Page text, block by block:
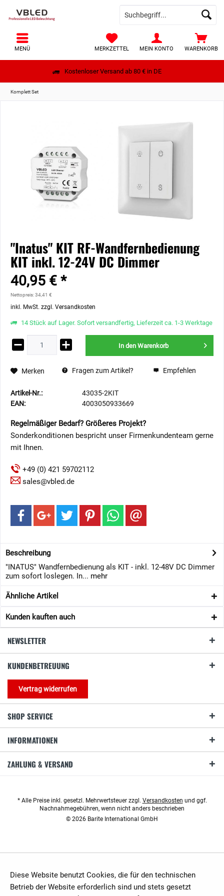
Kostenloser Versand ab 80 € in DE
WARENKORB
MERKZETTEL MEIN KONTO
MENÜ
Komplett Set
"Inatus" KIT RF-Wandfernbedienung
KIT inkl. 12-24V DC Dimmer
40,95 € *
Nettopreis: 34,41 €
inkl. MwSt. zzgl. Versandkosten
14 Stück auf Lager. Sofort versandfertig, Lieferzeit ca. 1-3 Werktage
In den Warenkorb
Merken Fragen zum Artikel? Empfehlen
Artikel-Nr.:
43035-2KIT
EAN:
4003050933669
Regelmäßiger Bedarf? Größeres Projekt?
Sonderkonditionen bespricht unser Firmenkundenteam gerne
mit Ihnen.
+49 (0) 421 59702112
sales@vbled.de
Beschreibung
"INATUS" Wandfernbedienung als KIT - inkl. 12-48V DC Dimmer
zum sofort loslegen. In... mehr
Ähnliche Artikel
Kunden kauften auch
NEWSLETTER
KUNDENBETREUUNG
Vertrag widerrufen
SHOP SERVICE
INFORMATIONEN
ZAHLUNG & VERSAND
* Alle Preise inkl. gesetzl. Mehrwertsteuer zzgl. Versandkosten und ggf.
Nachnahmegebühren, wenn nicht anders beschrieben
© 2026 Barite International GmbH
Diese Website benutzt Cookies, die für den technischen
Betrieb der Website erforderlich sind und stets gesetzt